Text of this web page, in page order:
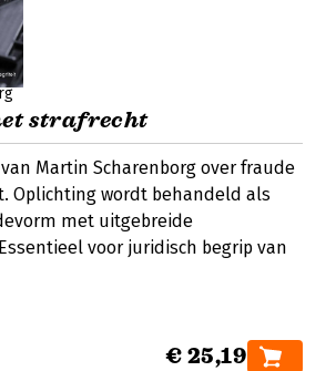
strafrecht
Martin Scharenborg over fraude
Oplichting wordt behandeld als
met uitgebreide
voor juridisch begrip van
€ 25,19